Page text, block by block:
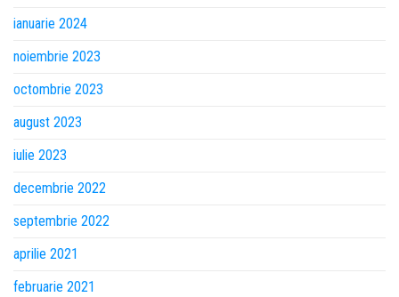
ianuarie 2024
noiembrie 2023
octombrie 2023
august 2023
iulie 2023
decembrie 2022
septembrie 2022
aprilie 2021
februarie 2021